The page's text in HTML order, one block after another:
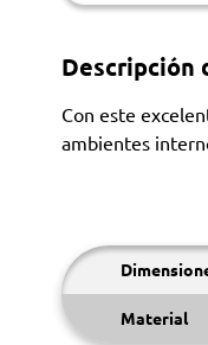
Descripción
Con este
ambientes
Material